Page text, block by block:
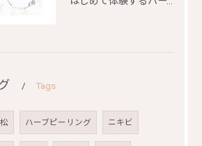
Tags
ハーブピーリング ニキビ